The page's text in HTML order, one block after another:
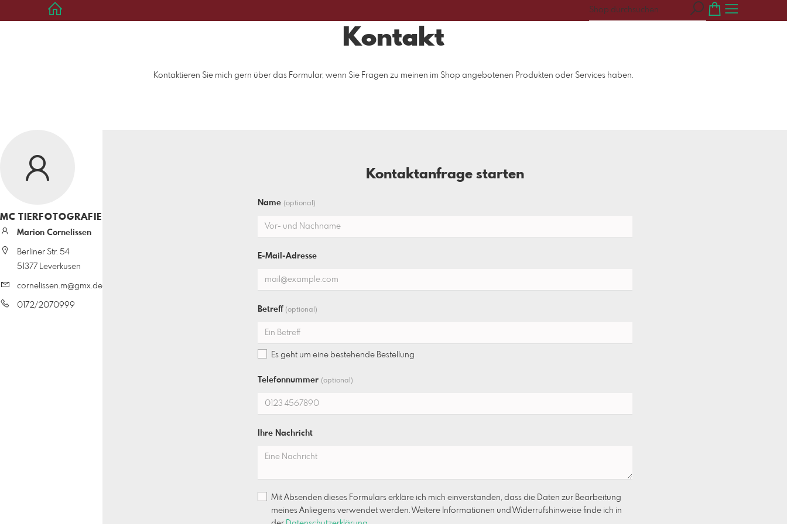
Kontakt
Kontaktieren Sie mich gern über das Formular, wenn Sie Fragen zu meinen im Shop angebotenen Produkten oder Services haben.
MC TIERFOTOGRAFIE
Marion Cornelissen
Berliner Str. 54
51377 Leverkusen
cornelissen.m@gmx.de
0172/2070999
Kontaktanfrage starten
Name (optional)
E-Mail-Adresse
Betreff (optional)
Es geht um eine bestehende Bestellung
Telefonnummer (optional)
Ihre Nachricht
Mit Absenden dieses Formulars erkläre ich mich einverstanden, dass die Daten zur Bearbeitung
meines Anliegens verwendet werden. Weitere Informationen und Widerrufshinweise finde ich in